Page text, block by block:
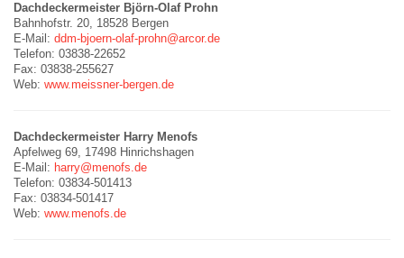
Dachdeckermeister Björn-Olaf Prohn
Bahnhofstr. 20, 18528 Bergen
E-Mail: ddm-bjoern-olaf-prohn@arcor.de
Telefon: 03838-22652
Fax: 03838-255627
Web: www.meissner-bergen.de
Dachdeckermeister Harry Menofs
Apfelweg 69, 17498 Hinrichshagen
E-Mail: harry@menofs.de
Telefon: 03834-501413
Fax: 03834-501417
Web: www.menofs.de